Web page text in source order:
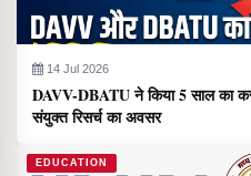
14 Jul 2026
DAVV-DBATU ने किया 5 साल का
संयुक्त रिसर्च का अवसर
EDUCATION